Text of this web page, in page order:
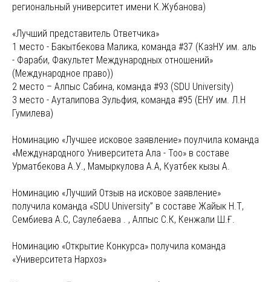
региональный университет имени К.Жубанова)
«Лучший представитель Ответчика»
1 место - Бакытбекова Малика, команда #37 (КазНУ им. аль
- Фараби, Факультет Международных отношений»
(Международное право))
2 место – Алпыс Сабина, команда #93 (SDU University)
3 место - Ауталипова Зульфия, команда #95 (ЕНУ им. Л.Н
Гумилева)
Номинацию «Лучшее исковое заявление» поулчила команда
«Международного Университета Ала - Тоо» в составе
Урматбекова А.У., Мамыркулова А.А, Куатбек кызы А.
Номинацию «Лучший Отзыв на исковое заявление»
получила команда «SDU University” в составе Жайык Н.Т,
Сембиева А.С, Саулебаева Ә. Ә, Алпыс С.К, Кенжали Ш.Ғ.
Номинацию «Открытие Конкурса» получила команда
«Университета Нархоз»